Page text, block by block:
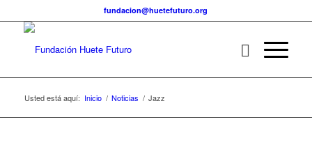
fundacion@huetefuturo.org
Usted está aquí: Inicio / Noticias / Jazz